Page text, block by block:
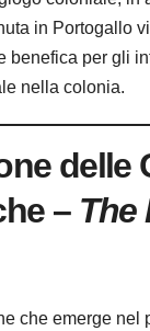
in Portogallo
benefica per gli
nella colonia.
delle
–The
che emerge nel